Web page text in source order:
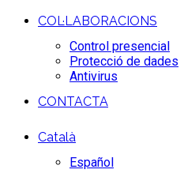
COL·LABORACIONS
Control presencial
Protecció de dades
Antivirus
CONTACTA
Català
Español